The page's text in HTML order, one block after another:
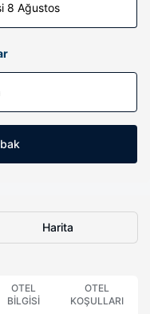
8 Ağustos
Harita
OTEL
BILGISI
OTEL
KOŞULLARI